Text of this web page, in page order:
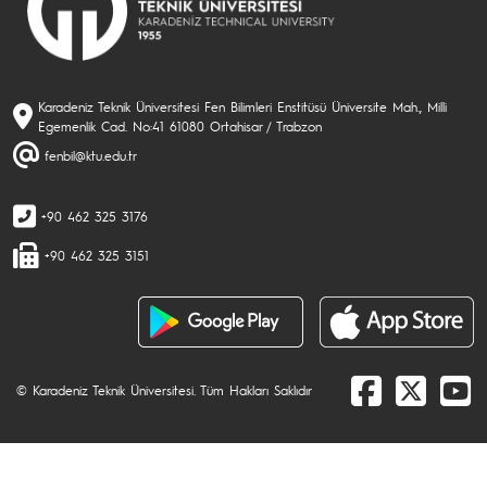
Karadeniz Teknik Üniversitesi Fen Bilimleri Enstitüsü Üniversite Mah., Milli
Egemenlik Cad. No:41 61080 Ortahisar / Trabzon
fenbil@ktu.edu.tr
+90 462 325 3176
+90 462 325 3151
© Karadeniz Teknik Üniversitesi. Tüm Hakları Saklıdır